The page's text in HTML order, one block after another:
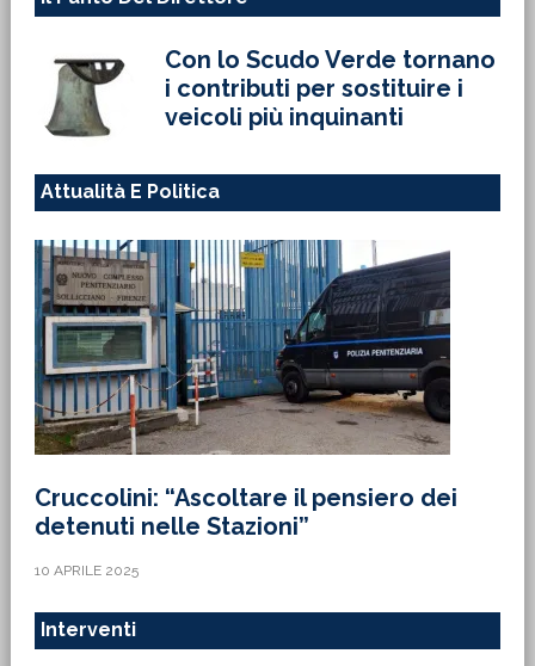
Con lo Scudo Verde tornano
i contributi per sostituire i
veicoli più inquinanti
Attualità E Politica
Cruccolini: “Ascoltare il pensiero dei
detenuti nelle Stazioni”
10 APRILE 2025
Interventi